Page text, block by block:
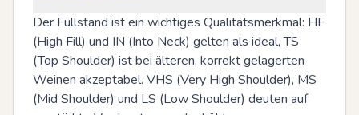
Der Füllstand ist ein wichtiges Qualitätsmerkmal: HF
(High Fill) und IN (Into Neck) gelten als ideal, TS
(Top Shoulder) ist bei älteren, korrekt gelagerten
Weinen akzeptabel. VHS (Very High Shoulder), MS
(Mid Shoulder) und LS (Low Shoulder) deuten auf